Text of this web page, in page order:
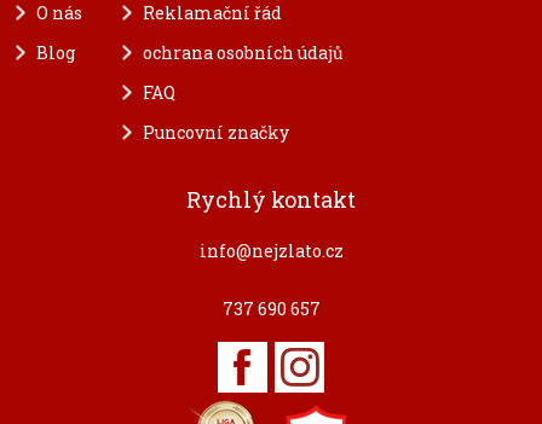
O nás
Blog
Reklamační řád
ochrana osobních údajů
FAQ
Puncovní značky
Rychlý kontakt
info@nejzlato.cz
737 690 657